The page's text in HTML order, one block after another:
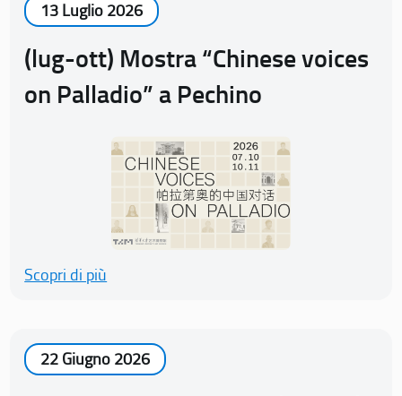
13 Luglio 2026
(lug-ott) Mostra “Chinese voices
on Palladio” a Pechino
Scopri di più
22 Giugno 2026